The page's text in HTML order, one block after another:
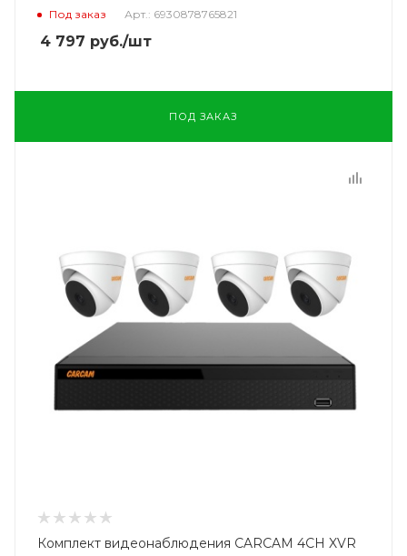
Под заказ Арт.: 6930878765821
4 797 руб./шт
ПОД ЗАКАЗ
Комплект видеонаблюдения CARCAM 4CH XVR